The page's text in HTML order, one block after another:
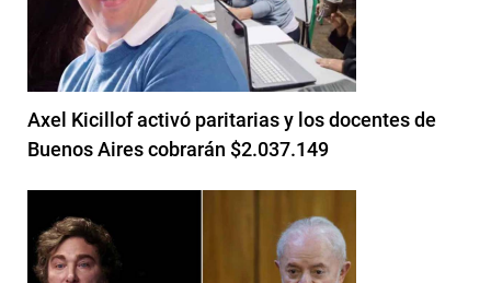
Axel Kicillof activó paritarias y los docentes de
Buenos Aires cobrarán $2.037.149